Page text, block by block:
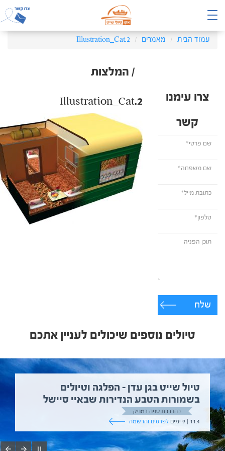
עמוד הבית מאמרים Illustration_Cat.2
/ המלצות
צרו עימנו
קשר
שלח
Illustration_Cat.2
טיולים נוספים שיכולים לעניין אתכם
טיול שייט בגן עדן – הפלגה וטיולים
בשמורות הטבע הנדירות שבאיי סיישל
בהדרכת טניה רמניק
11.4 | 9 ימים
לפרטים והרשמה